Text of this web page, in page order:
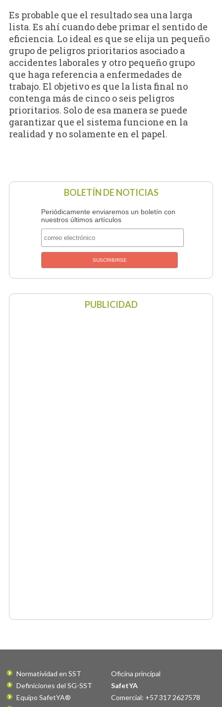
Es probable que el resultado sea una larga
lista. Es ahí cuando debe primar el sentido de
eficiencia. Lo ideal es que se elija un pequeño
grupo de peligros prioritarios asociado a
accidentes laborales y otro pequeño grupo
que haga referencia a enfermedades de
trabajo. El objetivo es que la lista final no
contenga más de cinco o seis peligros
prioritarios. Solo de esa manera se puede
garantizar que el sistema funcione en la
realidad y no solamente en el papel.
BOLETÍN DE NOTICIAS
Periódicamente enviaremos un boletín con
nuestros últimos artículos
PUBLICIDAD
Normatividad en SST
Definiciones del SG-SST
Equipo SafetYA®
Oficina principal
SafetYA
Comercial: +57 317 2627578